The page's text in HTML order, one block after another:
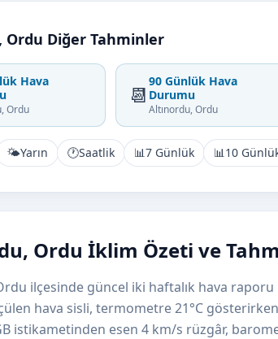
Ordu Diğer Tahminler
Hava
Ordu
📆
90 Günlük Hava
Durumu
Altınordu, Ordu
🌤️Yarın 🕐Saatlik 📊7 Günlük 📊10
Ordu İklim Özeti ve
ilçesinde güncel iki haftalık hava
hava sisli, termometre 21°C
istikametinden esen 4 km/s rüzgâr,